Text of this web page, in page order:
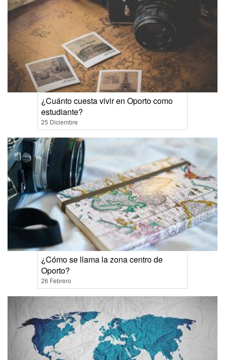
¿Cuánto cuesta vivir en Oporto como
estudiante?
25 Diciembre
¿Cómo se llama la zona centro de
Oporto?
26 Febrero